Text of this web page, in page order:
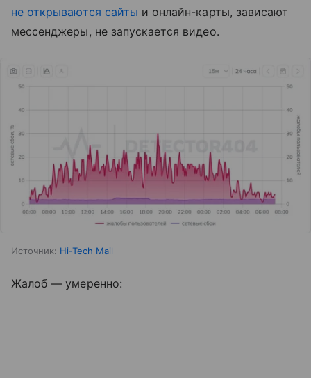
не открываются сайты и онлайн-карты, зависают
мессенджеры, не запускается видео.
Источник: Hi-Tech Mail
Жалоб — умеренно: